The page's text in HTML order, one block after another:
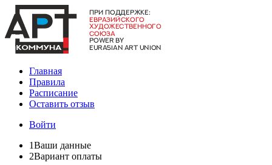
Главная
Правила
Расписание
Оставить отзыв
Войти
1Ваши данные
2Вариант оплаты